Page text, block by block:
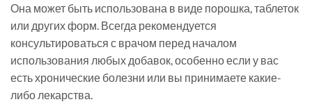
Она может быть использована в виде порошка, таблеток
или других форм. Всегда рекомендуется
консультироваться с врачом перед началом
использования любых добавок, особенно если у вас
есть хронические болезни или вы принимаете какие-
либо лекарства.